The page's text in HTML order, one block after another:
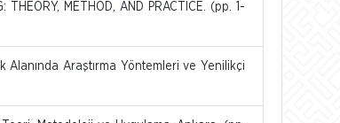
THEORY, METHOD, AND PRACTICE. (pp. 1-
Alanında Araştırma Yöntemleri ve Yenilikçi